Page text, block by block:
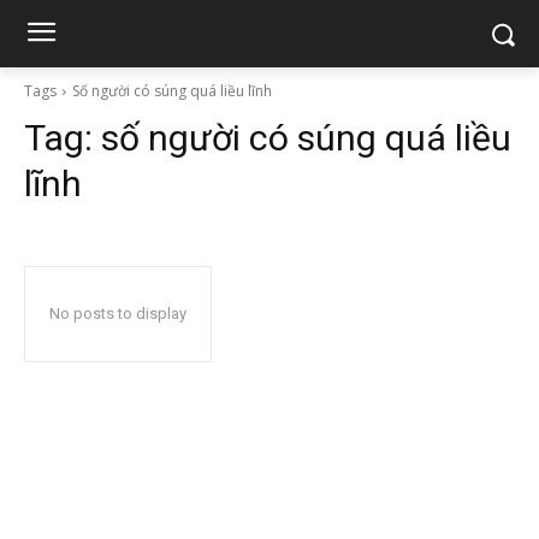
Tags Số người có súng quá liều lĩnh
Tag: số người có súng quá liều
lĩnh
No posts to display